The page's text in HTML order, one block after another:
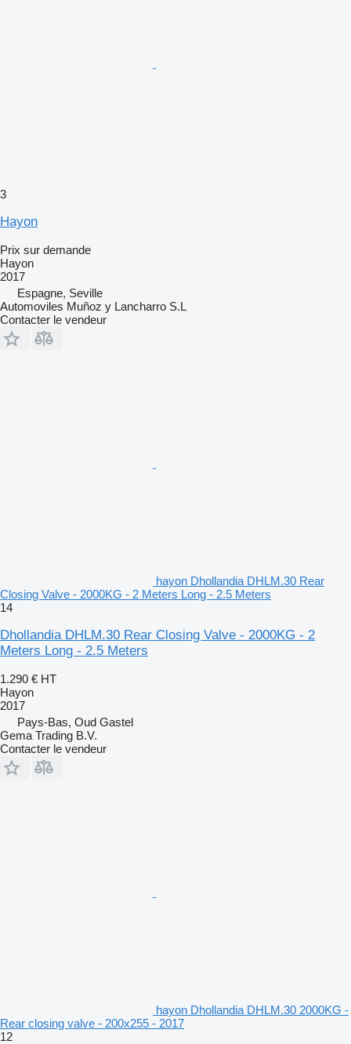
3
Hayon
Prix sur demande
Hayon
2017
Espagne, Seville
Automoviles Muñoz y Lancharro S.L
Contacter le vendeur
hayon Dhollandia DHLM.30 Rear
Closing Valve - 2000KG - 2 Meters Long - 2.5 Meters
14
Dhollandia DHLM.30 Rear Closing Valve - 2000KG - 2
Meters Long - 2.5 Meters
1.290 € HT
Hayon
2017
Pays-Bas, Oud Gastel
Gema Trading B.V.
Contacter le vendeur
hayon Dhollandia DHLM.30 2000KG -
Rear closing valve - 200x255 - 2017
12